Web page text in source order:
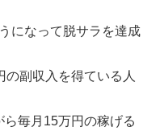
になって脱サラを達成
の副収入を得ている人
ら毎月15万円の稼げる